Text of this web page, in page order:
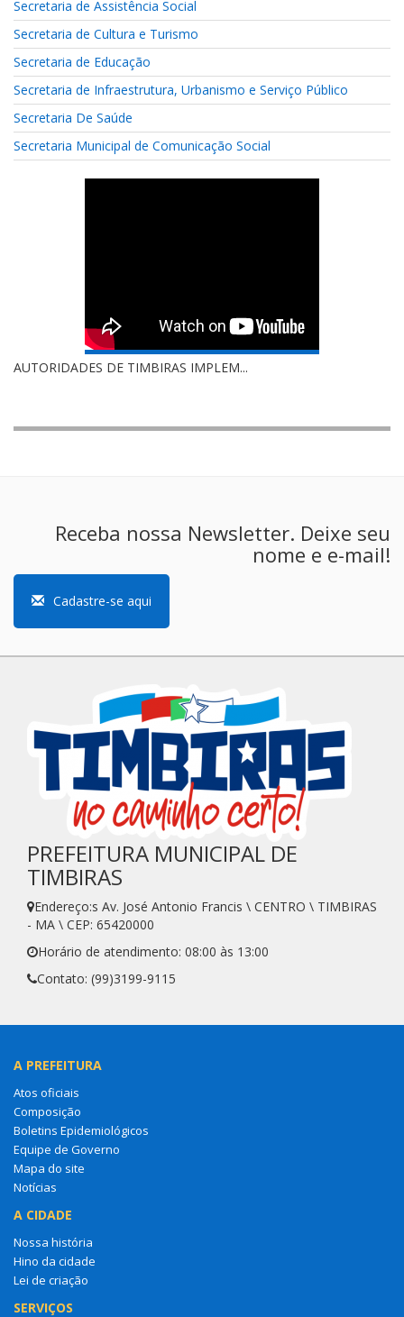
Secretaria de Assistência Social
Secretaria de Cultura e Turismo
Secretaria de Educação
Secretaria de Infraestrutura, Urbanismo e Serviço Público
Secretaria De Saúde
Secretaria Municipal de Comunicação Social
AUTORIDADES DE TIMBIRAS IMPLEM...
Receba nossa Newsletter. Deixe seu
nome e e-mail!
Cadastre-se aqui
PREFEITURA MUNICIPAL DE
TIMBIRAS
Endereço:s Av. José Antonio Francis \ CENTRO \ TIMBIRAS
- MA \ CEP: 65420000
Horário de atendimento: 08:00 às 13:00
Contato: (99)3199-9115
A PREFEITURA
Atos oficiais
Composição
Boletins Epidemiológicos
Equipe de Governo
Mapa do site
Notícias
A CIDADE
Nossa história
Hino da cidade
Lei de criação
SERVIÇOS